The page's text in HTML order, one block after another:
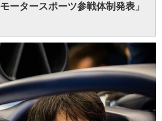
ータースポーツ参戦体制発表」